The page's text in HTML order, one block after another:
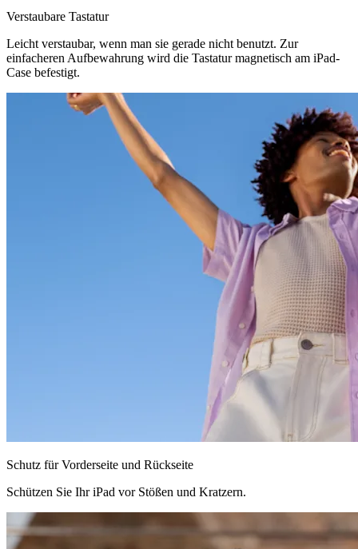
Verstaubare Tastatur
Leicht verstaubar, wenn man sie gerade nicht benutzt. Zur
einfacheren Aufbewahrung wird die Tastatur magnetisch am iPad-
Case befestigt.
Schutz für Vorderseite und Rückseite
Schützen Sie Ihr iPad vor Stößen und Kratzern.